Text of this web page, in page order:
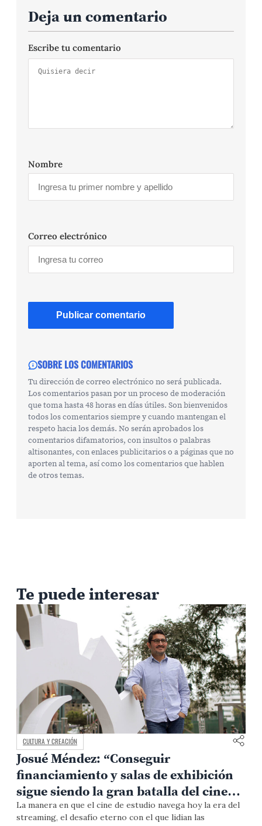
Deja un comentario
Escribe tu comentario
Nombre
Correo electrónico
SOBRE LOS COMENTARIOS
Tu dirección de correo electrónico no será publicada.
Los comentarios pasan por un proceso de moderación
que toma hasta 48 horas en días útiles. Son bienvenidos
todos los comentarios siempre y cuando mantengan el
respeto hacia los demás. No serán aprobados los
comentarios difamatorios, con insultos o palabras
altisonantes, con enlaces publicitarios o a páginas que no
aporten al tema, así como los comentarios que hablen
de otros temas.
Te puede interesar
CULTURA Y CREACIÓN
Josué Méndez: “Conseguir
financiamiento y salas de exhibición
sigue siendo la gran batalla del cine
independiente en el Perú”
La manera en que el cine de estudio navega hoy la era del
streaming, el desafío eterno con el que lidian las